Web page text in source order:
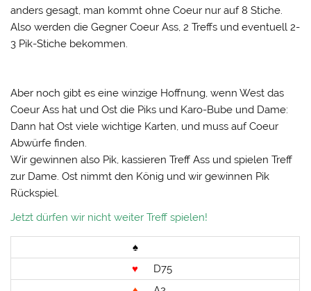
anders gesagt, man kommt ohne Coeur nur auf 8 Stiche.
Also werden die Gegner Coeur Ass, 2 Treffs und eventuell 2-
3 Pik-Stiche bekommen.
Aber noch gibt es eine winzige Hoffnung, wenn West das
Coeur Ass hat und Ost die Piks und Karo-Bube und Dame:
Dann hat Ost viele wichtige Karten, und muss auf Coeur
Abwürfe finden.
Wir gewinnen also Pik, kassieren Treff Ass und spielen Treff
zur Dame. Ost nimmt den König und wir gewinnen Pik
Rückspiel.
Jetzt dürfen wir nicht weiter Treff spielen!
♠
♥
D75